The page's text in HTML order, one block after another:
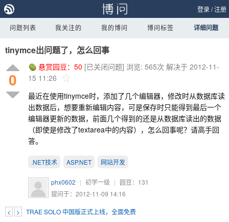
登录/注册
问题列表 我关注的 我的博问 博问标签 详细问题
tinymce出问题了，怎么回事
0
悬赏园豆： 50 [已关闭问题] 浏览: 565次 解决于 2012-11-
15 11:26
最近在使用tinymce时，添加了几个编辑器，修改时从数据库读
出数据后，想要重新编辑内容，可是保存时只能得到最后一个
编辑器更新的数据，前面几个得到的还是从数据库读出的数据
（即使是修改了textarea中的内容），怎么回事呢？请高手回
答。
.NET技术 ASP.NET 网站开发
phx0602 | 初学一级 | 园豆： 131
提问于：2012-11-09 14:16
< >
TRAE SOLO 中国版正式上线，全面免费